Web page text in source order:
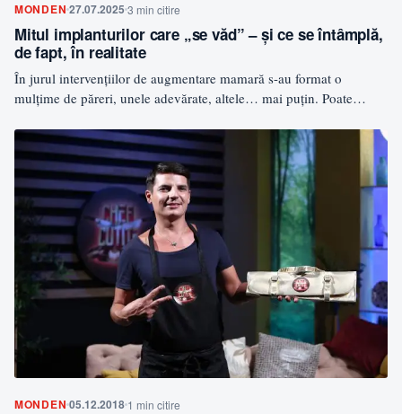
MONDEN27.07.20253 min citire
Mitul implanturilor care „se văd” – și ce se întâmplă,
de fapt, în realitate
În jurul intervențiilor de augmentare mamară s-au format o
mulțime de păreri, unele adevărate, altele… mai puțin. Poate…
MONDEN05.12.2018 1 min citire